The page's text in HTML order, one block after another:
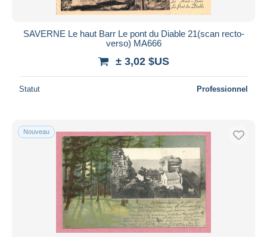
Toutes les durées
depuis
jours
Prix
Uniquement en réduction
Livraison gratuite
Méthodes de paiement
PayPal
Virement bancaire
Visa
Mastercard
SAVERNE Le haut Barr Le pont du Diable 21(scan recto-
verso) MA666
± 3,02 $US
Statut Professionnel
Nouveau